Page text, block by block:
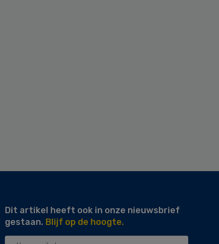
Dit artikel heeft ook in onze nieuwsbrief
gestaan. Blijf op de hoogte.
Uw